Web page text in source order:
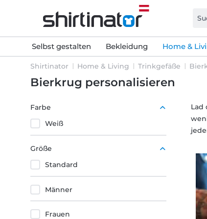
Selbst gestalten Bekleidung Home &
Shirtinator Home & Living Trinkgefäße
Bierkrug personalisieren
Farbe
Weiß
Größe
Standard
Männer
Frauen
Lad